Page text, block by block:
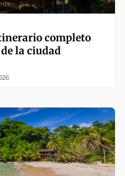
completo
la ciudad